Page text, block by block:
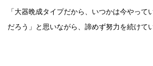
「大器晩成タイプだから、いつかは今やって
だろう」と思いながら、諦めず努力を続けて